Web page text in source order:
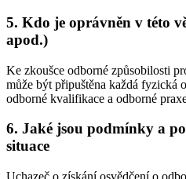
5. Kdo je oprávněn v této
apod.)
Ke zkoušce odborné způsobilosti
může být připuštěna každá fyzická
odborné kvalifikace a odborné
6. Jaké jsou podmínky a
situace